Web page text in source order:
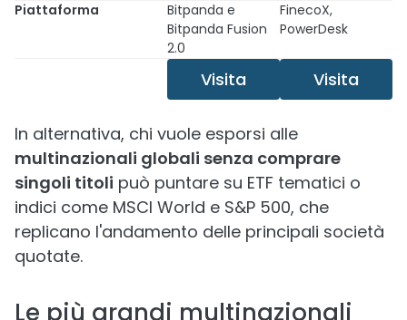
Piattaforma
Bitpanda e
Bitpanda Fusion
2.0
FinecoX,
PowerDesk
Visita Visita
In alternativa, chi vuole esporsi alle
multinazionali globali senza comprare
singoli titoli può puntare su ETF tematici o
indici come MSCI World e S&P 500, che
replicano l'andamento delle principali società
quotate.
Le più grandi multinazionali